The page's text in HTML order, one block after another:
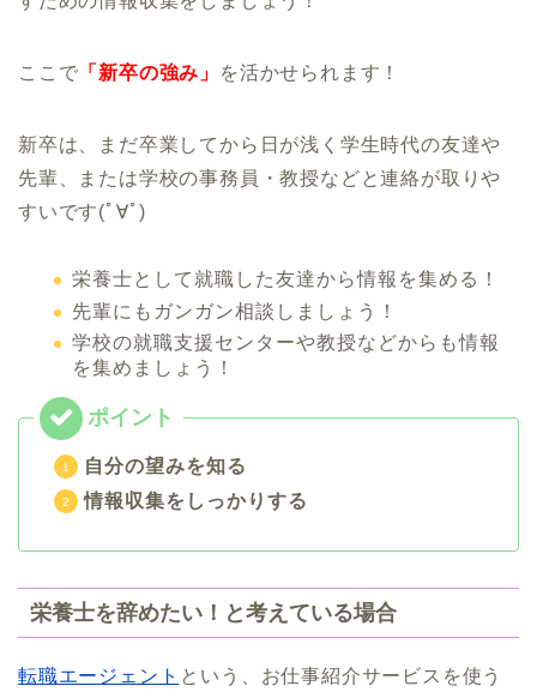
ここで 「新卒の強み」 を活かせられます！
新卒は、まだ卒業してから日が浅く学生時代の友達や
先輩、または学校の事務員・教授などと連絡が取りや
すいです(ﾟ∀ﾟ)
栄養士として就職した友達から情報を集める！
先輩にもガンガン相談しましょう！
学校の就職支援センターや教授などからも情報
を集めましょう！
自分の望みを知る
情報収集をしっかりする
栄養士を辞めたい！と考えている場合
転職エージェント という、お仕事紹介サービスを使う